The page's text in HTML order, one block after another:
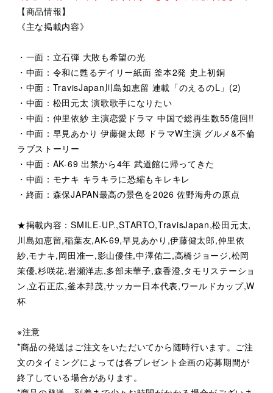
【商品情報】
《主な掲載内容》
・一面：立石弾 大敗も希望の光
・中面：令和に甦るデイリー紙面 釜本2発 史上初銅
・中面：TravisJapan川島如恵留 連載「のえるのL」(2)
・中面：松田元太 演歌歌手になりたい
・中面：仲里依紗 主演恋愛ドラマ 中国で総再生数55億回!!
・中面：早見あかり 伊藤健太郎 ドラマW主演 グルメ&不倫
ラブストーリー
・中面：AK-69 出禁から4年 武道館に帰ってきた
・中面：モナキ キラキラに恐縮もキレキレ
・終面：森保JAPAN最高の景色を2026 佐野海舟の原点
★掲載内容：SMILE-UP.,STARTO,TravisJapan,松田元太,
川島如恵留,稲葉友,AK-69,早見あかり,伊藤健太郎,仲里依
紗,モナキ,岡田准一,影山優佳,中澤佑二,高橋ジョージ,松岡
茉優,杉咲花,岩瀬洋志,多部未華子,森香澄,タモリステーショ
ン,立石正広,釜本邦茂,サッカー日本代表,ワールドカップ,W
杯
※注意
*商品の発送はご注文をいただいてから随時行います。ご注
文のタイミングによっては各プレゼント企画の応募期間が
終了している場合があります。